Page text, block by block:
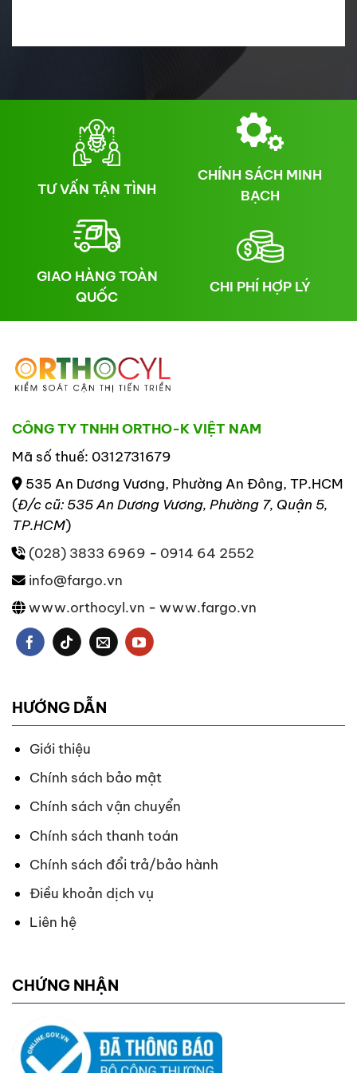
TƯ VẤN TẬN TÌNH
CHÍNH SÁCH MINH
BẠCH
GIAO HÀNG TOÀN
QUỐC
CHI PHÍ HỢP LÝ
CÔNG TY TNHH ORTHO-K VIỆT NAM
Mã số thuế: 0312731679
535 An Dương Vương, Phường An Đông, TP.HCM
(Đ/c cũ: 535 An Dương Vương, Phường 7, Quận 5,
TP.HCM)
(028) 3833 6969 - 0914 64 2552
info@fargo.vn
www.orthocyl.vn - www.fargo.vn
HƯỚNG DẪN
Giới thiệu
Chính sách bảo mật
Chính sách vận chuyển
Chính sách thanh toán
Chính sách đổi trả/bảo hành
Điều khoản dịch vụ
Liên hệ
CHỨNG NHẬN